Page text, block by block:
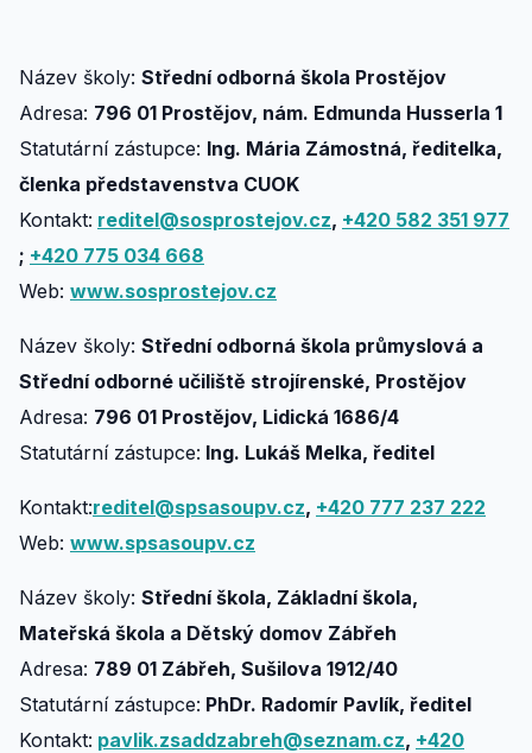
Název školy: Střední odborná škola Prostějov
Adresa: 796 01 Prostějov, nám. Edmunda Husserla 1
Statutární zástupce: Ing. Mária Zámostná, ředitelka,
členka představenstva CUOK
Kontakt: reditel@sosprostejov.cz, +420 582 351 977
; +420 775 034 668
Web: www.sosprostejov.cz
Název školy: Střední odborná škola průmyslová a
Střední odborné učiliště strojírenské, Prostějov
Adresa: 796 01 Prostějov, Lidická 1686/4
Statutární zástupce: Ing. Lukáš Melka, ředitel
Kontakt:reditel@spsasoupv.cz, +420 777 237 222
Web: www.spsasoupv.cz
Název školy: Střední škola, Základní škola,
Mateřská škola a Dětský domov Zábřeh
Adresa: 789 01 Zábřeh, Sušilova 1912/40
Statutární zástupce: PhDr. Radomír Pavlík, ředitel
Kontakt: pavlik.zsaddzabreh@seznam.cz, +420